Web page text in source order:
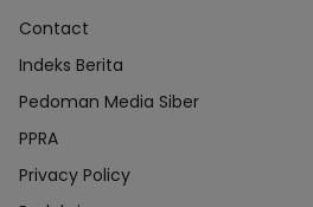
Contact
Indeks Berita
Pedoman Media Siber
PPRA
Privacy Policy